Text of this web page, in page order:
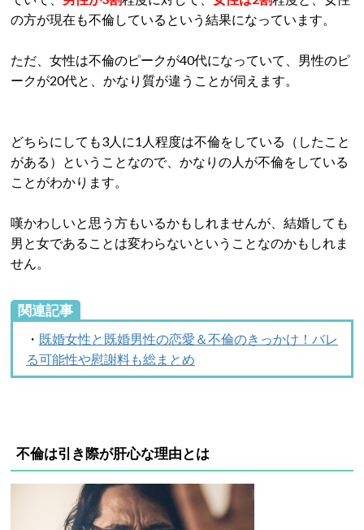
の方が現在も不倫しているという結果になっています。
ただ、女性は不倫のピークが40代になっていて、男性のピ
ークが20代と、かなり質が違うことが伺えます。
どちらにしても3人に1人程度は不倫をしている（したこと
がある）ということなので、かなりの人が不倫をしている
ことがわかります。
嘆かわしいと思う方もいるかもしれませんが、結婚しても
男と女であることは変わらないということなのかもしれま
せん。
関連記事
・ 既婚女性と既婚男性の恋愛＆不倫のきっかけ！バレ
る可能性や慰謝料も総まとめ
不倫は引き際が肝心な理由とは